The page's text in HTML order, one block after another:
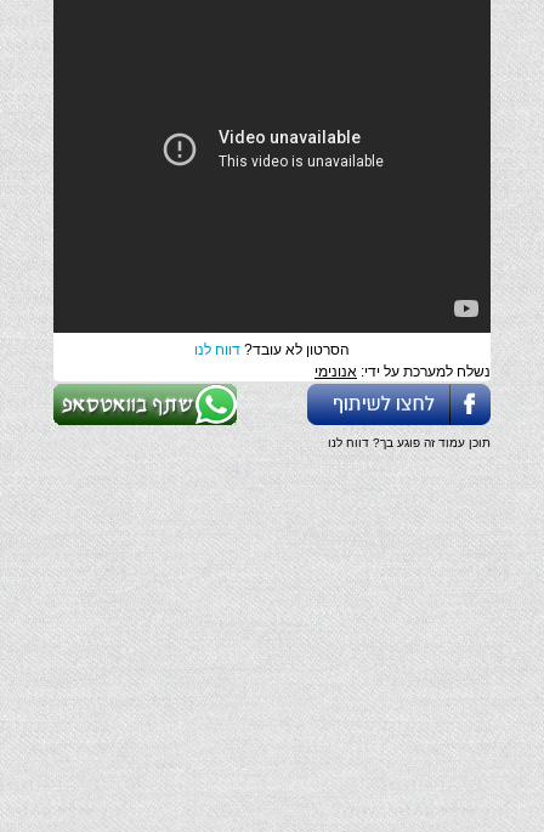
הסרטון לא עובד? דווח לנו
נשלח למערכת על ידי: אנונימי
תוכן עמוד זה פוגע בך? דווח לנו